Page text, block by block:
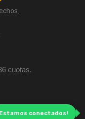
cuotas.
Estamos conectados!